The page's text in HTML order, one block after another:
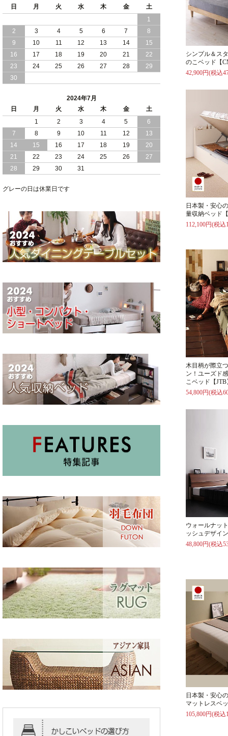
シンプル＆ス
のこベッド【
42,900円(税込
日本製・安心
量収納ベッド
112,100円(税込
木目柄が際立
ン！ユーズド
こベッド【JTB
54,800円(税込
ウォールナッ
ッシュデザイ
48,800円(税込
日本製・安心
マットレスベ
105,800円(税込
ベッド 縦開き ヘッドボード 組立設置サ
ービス付き
2024/04/23
すのこ の 床板 簡単 軽い コンパクトな
大容量 収納 跳ね上げ式 ベッド
2024/03/28
おすすめ クイーン キング ワイドキング
サイズ で 通気性ある すのこ仕様 大容
畳 仕様 で 敷き布団 が使える 引き出し
収納 付き 大容量 チェスト ベッド 日本
製 ヘッドボードなし
2024/02/23
畳 の 床面 で 敷き布団 で 寝られる 引き
出し 収納庫 付 大容量 チェスト ベッド
日本製
し 収納庫 付き チェスト ベッド 日本製
日
月 火 水 木 金
土
1
2
3 4 5 6 7
8
9
10 11 12 13 14
15
16
17 18 19 20 21
22
23
24 25 26 27 28
29
30
2024年7月
日
月 火 水 木 金
土
1
2 3 4 5
6
7
8 9 10 11 12
13
14
15 16 17 18 19
20
21
22 23 24 25 26
27
28
29 30 31
グレーの日は休業日です